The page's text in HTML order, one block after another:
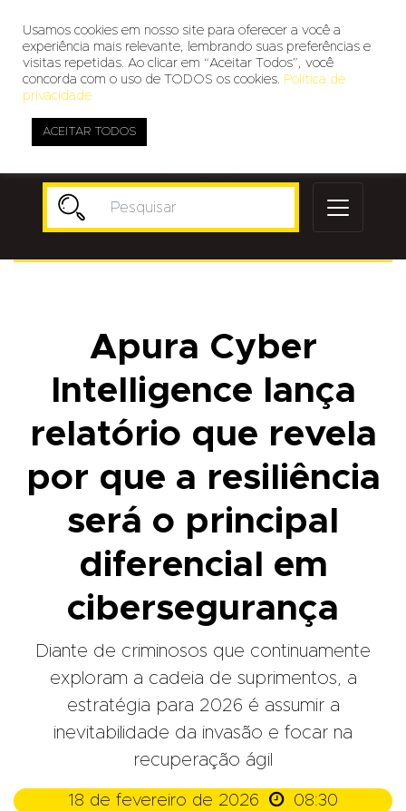
Apura Cyber
Intelligence lança
relatório que revela
por que a resiliência
será o principal
diferencial em
cibersegurança
Diante de criminosos que continuamente
exploram a cadeia de suprimentos, a
estratégia para 2026 é assumir a
inevitabilidade da invasão e focar na
recuperação ágil
18 de fevereiro de 2026  08:30
Usamos cookies em nosso site para oferecer a você a
experiência mais relevante, lembrando suas preferências e
visitas repetidas. Ao clicar em “Aceitar Todos”, você
concorda com o uso de TODOS os cookies. Política de
privacidade
ACEITAR TODOS